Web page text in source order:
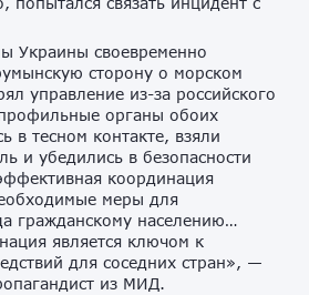
Украины своевременно
сторону о морском
управление из-за российского
органы обоих
в тесном контакте, взяли
и убедились в безопасности
координация
меры для
гражданскому населению…
является ключом к
для соседних стран», —
из МИД.